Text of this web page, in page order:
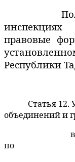
инспекциях
правовые
Республики
Статья 12.
объединений и
в
по